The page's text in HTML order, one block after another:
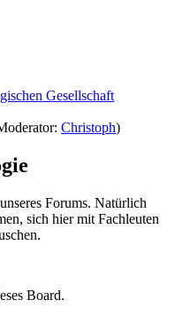
Gesellschaft
Christoph)
Forums. Natürlich
sich hier mit Fachleuten
Board.